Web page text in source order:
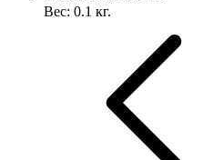
Вес: 0.1 кг.